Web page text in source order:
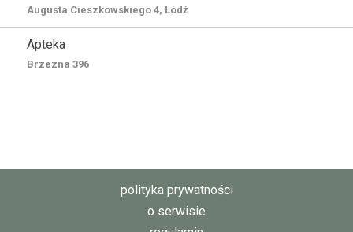
Augusta Cieszkowskiego 4, Łódź
Apteka
Brzezna 396
polityka prywatności
o serwisie